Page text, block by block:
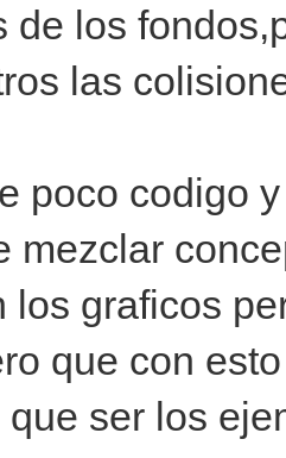
en una
los sprites
=
el sprite
el sprite
de los
las
poco codigo
mezclar
los graficos
que con
que ser los